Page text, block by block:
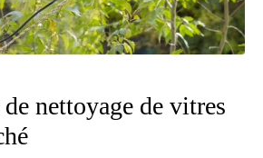
nettoyage de vitres